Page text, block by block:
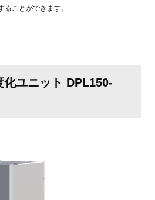
ることができます。
ユニット DPL150-